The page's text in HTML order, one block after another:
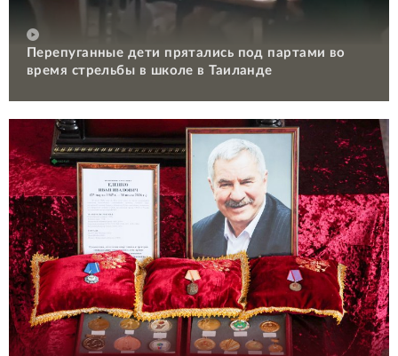
Перепуганные дети прятались под партами во
время стрельбы в школе в Таиланде